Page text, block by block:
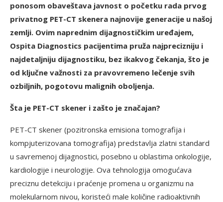
ponosom obaveštava javnost o početku rada prvog
privatnog PET-CT skenera najnovije generacije u našoj
zemlji. Ovim naprednim dijagnostičkim uređajem,
Ospita Diagnostics pacijentima pruža najprecizniju i
najdetaljniju dijagnostiku, bez ikakvog čekanja, što je
od ključne važnosti za pravovremeno lečenje svih
ozbiljnih, pogotovu malignih oboljenja.
Šta je PET-CT skener i zašto je značajan?
PET-CT skener (pozitronska emisiona tomografija i
kompjuterizovana tomografija) predstavlja zlatni standard
u savremenoj dijagnostici, posebno u oblastima onkologije,
kardiologije i neurologije. Ova tehnologija omogućava
preciznu detekciju i praćenje promena u organizmu na
molekularnom nivou, koristeći male količine radioaktivnih